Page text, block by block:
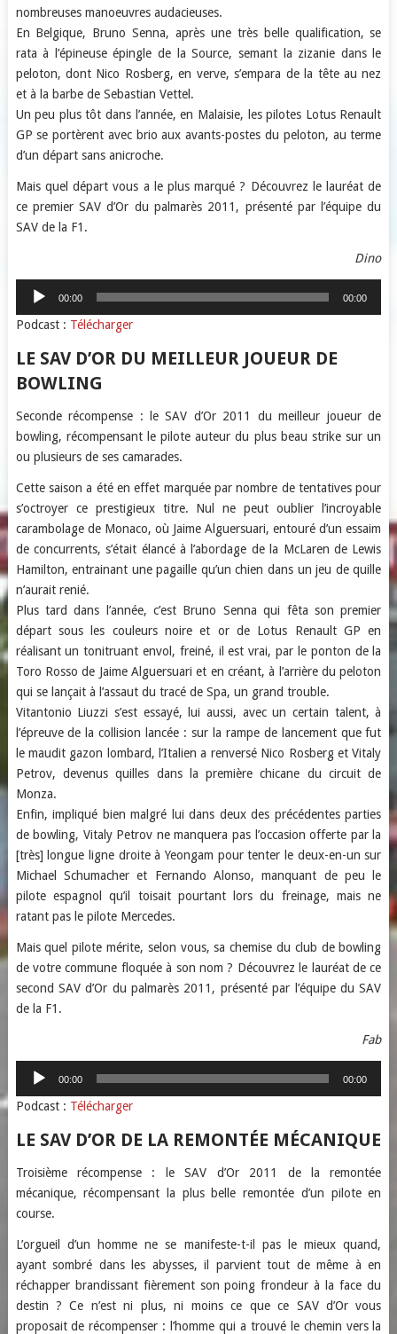
nombreuses manoeuvres audacieuses.
En Belgique, Bruno Senna, après une très belle qualification, se
rata à l’épineuse épingle de la Source, semant la zizanie dans le
peloton, dont Nico Rosberg, en verve, s’empara de la tête au nez
et à la barbe de Sebastian Vettel.
Un peu plus tôt dans l’année, en Malaisie, les pilotes Lotus Renault
GP se portèrent avec brio aux avants-postes du peloton, au terme
d’un départ sans anicroche.
Mais quel départ vous a le plus marqué ? Découvrez le lauréat de
ce premier SAV d’Or du palmarès 2011, présenté par l’équipe du
SAV de la F1.
Dino
Lecteur
00:00 00:00
Podcast : Télécharger
LE SAV D’OR DU MEILLEUR JOUEUR DE
BOWLING
Seconde récompense : le SAV d’Or 2011 du meilleur joueur de
bowling, récompensant le pilote auteur du plus beau strike sur un
ou plusieurs de ses camarades.
Cette saison a été en effet marquée par nombre de tentatives pour
s’octroyer ce prestigieux titre. Nul ne peut oublier l’incroyable
carambolage de Monaco, où Jaime Alguersuari, entouré d’un essaim
de concurrents, s’était élancé à l’abordage de la McLaren de Lewis
Hamilton, entrainant une pagaille qu’un chien dans un jeu de quille
n’aurait renié.
Plus tard dans l’année, c’est Bruno Senna qui fêta son premier
départ sous les couleurs noire et or de Lotus Renault GP en
réalisant un tonitruant envol, freiné, il est vrai, par le ponton de la
Toro Rosso de Jaime Alguersuari et en créant, à l’arrière du peloton
qui se lançait à l’assaut du tracé de Spa, un grand trouble.
Vitantonio Liuzzi s’est essayé, lui aussi, avec un certain talent, à
l’épreuve de la collision lancée : sur la rampe de lancement que fut
le maudit gazon lombard, l’Italien a renversé Nico Rosberg et Vitaly
Petrov, devenus quilles dans la première chicane du circuit de
Monza.
Enfin, impliqué bien malgré lui dans deux des précédentes parties
de bowling, Vitaly Petrov ne manquera pas l’occasion offerte par la
[très] longue ligne droite à Yeongam pour tenter le deux-en-un sur
Michael Schumacher et Fernando Alonso, manquant de peu le
pilote espagnol qu’il toisait pourtant lors du freinage, mais ne
ratant pas le pilote Mercedes.
Mais quel pilote mérite, selon vous, sa chemise du club de bowling
de votre commune floquée à son nom ? Découvrez le lauréat de ce
second SAV d’Or du palmarès 2011, présenté par l’équipe du SAV
de la F1.
Fab
Lecteur
00:00 00:00
Podcast : Télécharger
LE SAV D’OR DE LA REMONTÉE MÉCANIQUE
Troisième récompense : le SAV d’Or 2011 de la remontée
mécanique, récompensant la plus belle remontée d’un pilote en
course.
L’orgueil d’un homme ne se manifeste-t-il pas le mieux quand,
ayant sombré dans les abysses, il parvient tout de même à en
réchapper brandissant fièrement son poing frondeur à la face du
destin ? Ce n’est ni plus, ni moins ce que ce SAV d’Or vous
proposait de récompenser : l’homme qui a trouvé le chemin vers la